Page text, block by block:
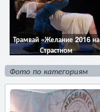
Трамвай «Желание 2016 на
Страстном
Фото по категориям